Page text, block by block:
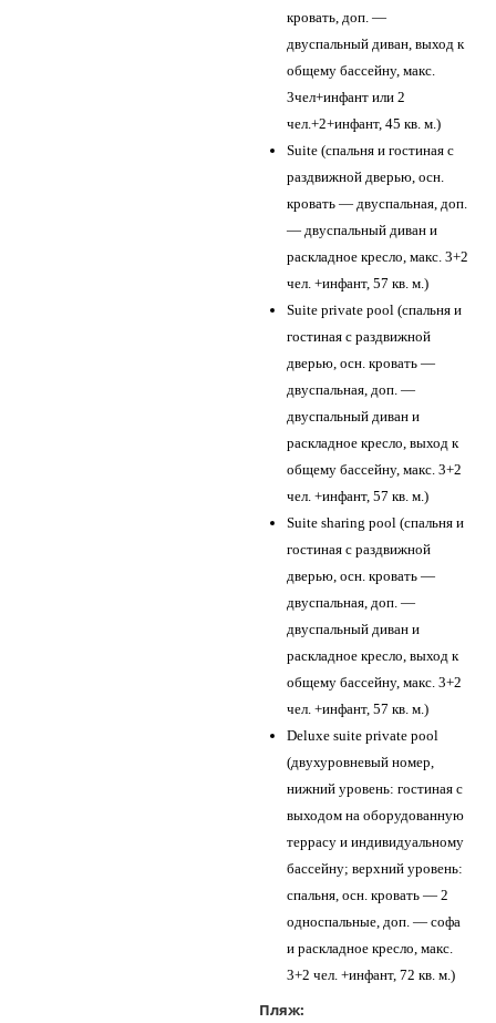
кровать, доп. —
двуспальный диван, выход к
общему бассейну, макс.
3чел+инфант или 2
чел.+2+инфант, 45 кв. м.)
Suite (спальня и гостиная с
раздвижной дверью, осн.
кровать — двуспальная, доп.
— двуспальный диван и
раскладное кресло, макс. 3+2
чел. +инфант, 57 кв. м.)
Suite private pool (спальня и
гостиная с раздвижной
дверью, осн. кровать —
двуспальная, доп. —
двуспальный диван и
раскладное кресло, выход к
общему бассейну, макс. 3+2
чел. +инфант, 57 кв. м.)
Suite sharing pool (спальня и
гостиная с раздвижной
дверью, осн. кровать —
двуспальная, доп. —
двуспальный диван и
раскладное кресло, выход к
общему бассейну, макс. 3+2
чел. +инфант, 57 кв. м.)
Deluxe suite private pool
(двухуровневый номер,
нижний уровень: гостиная с
выходом на оборудованную
террасу и индивидуальному
бассейну; верхний уровень:
спальня, осн. кровать — 2
односпальные, доп. — софа
и раскладное кресло, макс.
3+2 чел. +инфант, 72 кв. м.)
Пляж: